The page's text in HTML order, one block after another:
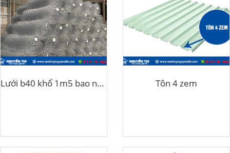
Lưới b40 khổ 1m5 bao nhiêu kg Tôn 4 zem